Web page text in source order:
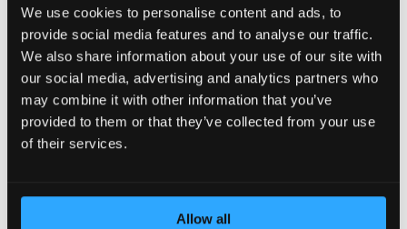
We use cookies to personalise content and ads, to
provide social media features and to analyse our traffic.
We also share information about your use of our site with
our social media, advertising and analytics partners who
may combine it with other information that you’ve
provided to them or that they’ve collected from your use
of their services.
Allow all
POSVEĆENOST DETALJIMA